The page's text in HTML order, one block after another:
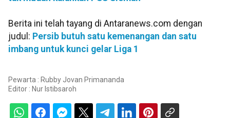
Berita ini telah tayang di Antaranews.com dengan
judul: Persib butuh satu kemenangan dan satu
imbang untuk kunci gelar Liga 1
Pewarta : Rubby Jovan Primananda
Editor : Nur Istibsaroh